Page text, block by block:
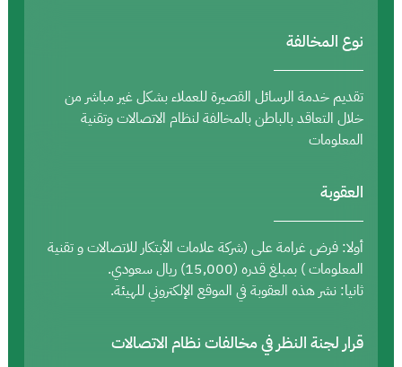
نوع المخالفة
تقديم خدمة الرسائل القصيرة للعملاء بشكل غير مباشر من
خلال التعاقد بالباطن بالمخالفة لنظام الاتصالات وتقنية
المعلومات
العقوبة
أولا: فرض غرامة على (شركة علامات الأبتكار للاتصالات و تقنية
المعلومات ) بمبلغ قدره (15,000) ريال سعودي.
ثانيا: نشر هذه العقوبة في الموقع الإلكتروني للهيئة.
قرار لجنة النظر في مخالفات نظام الاتصالات